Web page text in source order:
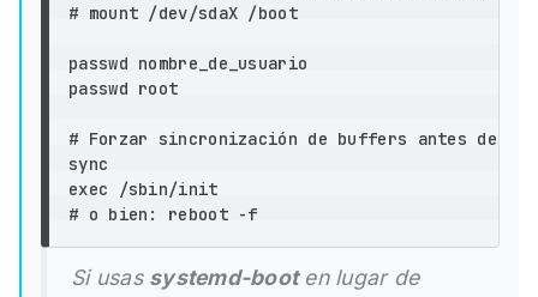
# mount /dev/sdaX /boot
passwd nombre_de_usuario
passwd root
# Forzar sincronización de buffers antes de
sync
exec
# o bien: reboot -f
Si usas systemd-booten lugar de